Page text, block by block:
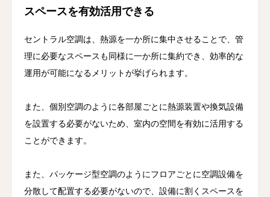
スペースを有効活用できる
セントラル空調は、熱源を一か所に集中させることで、管
理に必要なスペースも同様に一か所に集約でき、効率的な
運用が可能になるメリットが挙げられます。
また、個別空調のように各部屋ごとに熱源装置や換気設備
を設置する必要がないため、室内の空間を有効に活用する
ことができます。
また、パッケージ型空調のようにフロアごとに空調設備を
分散して配置する必要がないので、設備に割くスペースを